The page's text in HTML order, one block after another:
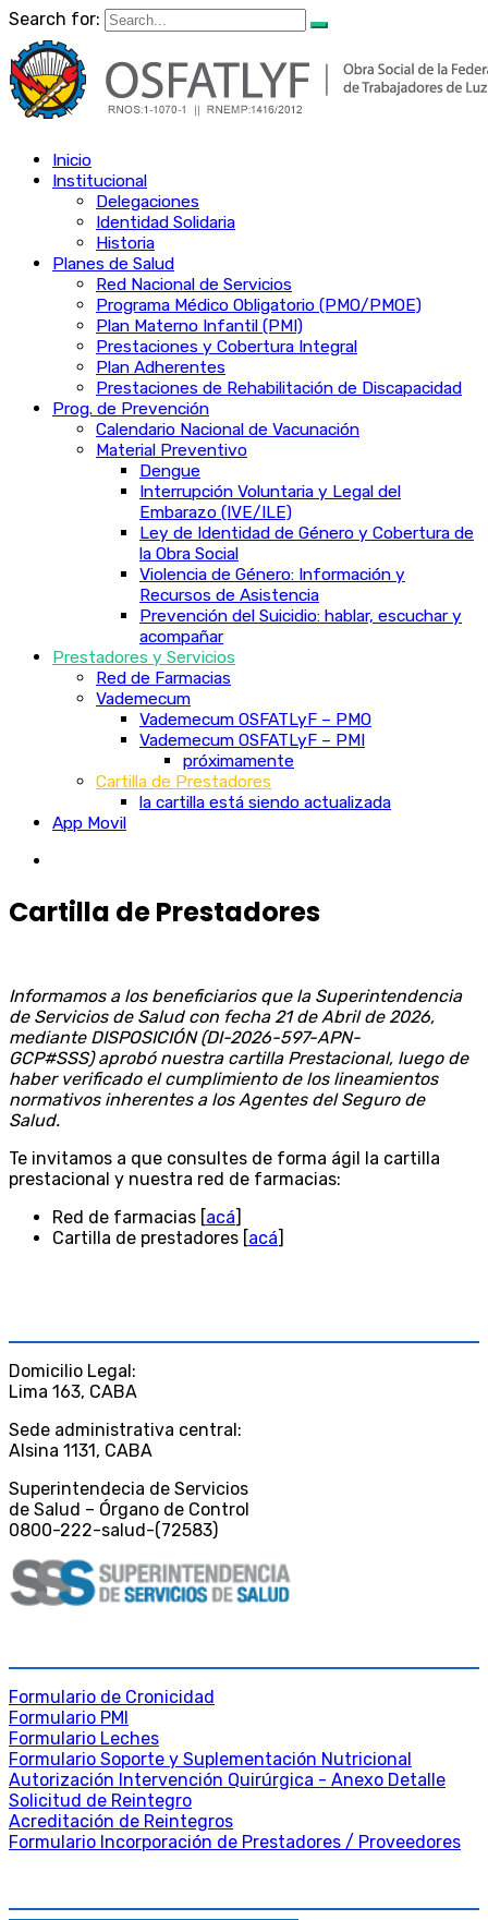
Search for:
Inicio
Institucional
Delegaciones
Identidad Solidaria
Historia
Planes de Salud
Red Nacional de Servicios
Programa Médico Obligatorio (PMO/PMOE)
Plan Materno Infantil (PMI)
Prestaciones y Cobertura Integral
Plan Adherentes
Prestaciones de Rehabilitación de Discapacidad
Prog. de Prevención
Calendario Nacional de Vacunación
Material Preventivo
Dengue
Interrupción Voluntaria y Legal del
Embarazo (IVE/ILE)
Ley de Identidad de Género y Cobertura de
la Obra Social
Violencia de Género: Información y
Recursos de Asistencia
Prevención del Suicidio: hablar, escuchar y
acompañar
Prestadores y Servicios
Red de Farmacias
Vademecum
Vademecum OSFATLyF – PMO
Vademecum OSFATLyF – PMI
próximamente
Cartilla de Prestadores
la cartilla está siendo actualizada
App Movil
Cartilla de Prestadores
Informamos a los beneficiarios que la Superintendencia
de Servicios de Salud con fecha 21 de Abril de 2026,
mediante DISPOSICIÓN (DI-2026-597-APN-
GCP#SSS) aprobó nuestra cartilla Prestacional, luego de
haber verificado el cumplimiento de los lineamientos
normativos inherentes a los Agentes del Seguro de
Salud.
Te invitamos a que consultes de forma ágil la cartilla
prestacional y nuestra red de farmacias:
Red de farmacias [acá]
Cartilla de prestadores [acá]
Domicilio Legal:
Lima 163, CABA
Sede administrativa central:
Alsina 1131, CABA
Superintendecia de Servicios
de Salud – Órgano de Control
0800-222-salud-(72583)
Formulario de Cronicidad
Formulario PMI
Formulario Leches
Formulario Soporte y Suplementación Nutricional
Autorización Intervención Quirúrgica - Anexo Detalle
Solicitud de Reintegro
Acreditación de Reintegros
Formulario Incorporación de Prestadores / Proveedores